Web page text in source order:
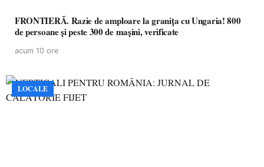
FRONTIERĂ. Razie de amploare la granița cu Ungaria! 800
de persoane și peste 300 de mașini, verificate
acum 10 ore
LOCALE